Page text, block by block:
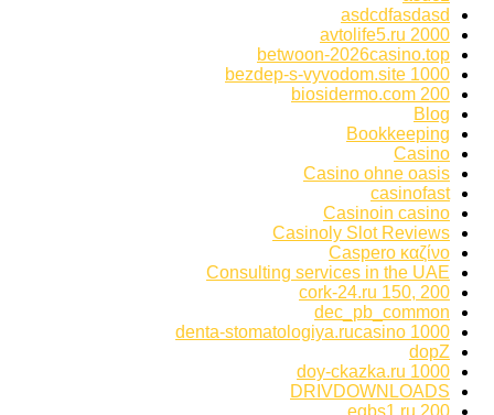
asdcdfasdasd
avtolife5.ru 2000
betwoon-2026casino.top
bezdep-s-vyvodom.site 1000
biosidermo.com 200
Blog
Bookkeeping
Casino
Casino ohne oasis
casinofast
Casinoin casino
Casinoly Slot Reviews
Caspero καζίνο
Consulting services in the UAE
cork-24.ru 150, 200
dec_pb_common
denta-stomatologiya.rucasino 1000
dopZ
doy-ckazka.ru 1000
DRIVDOWNLOADS
egbs1.ru 200